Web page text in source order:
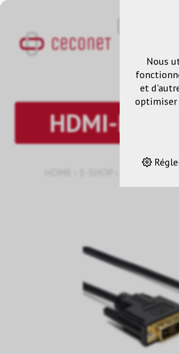
HDMI-DVI
Nous
et
optimiser